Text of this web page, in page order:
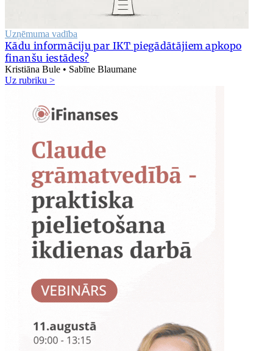
Uzņēmuma vadība
Kādu informāciju par IKT piegādātājiem apkopo
finanšu iestādes?
Kristiāna Bule • Sabīne Blaumane
Uz rubriku >